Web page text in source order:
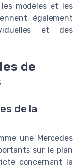
modèles et les
également
et des
de
de la
une Mercedes
sur le plan
concernant la